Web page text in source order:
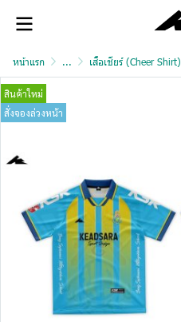
หน้าแรก ... เสื้อเชียร์ (Cheer Shirt)
สินค้าใหม่
สั่งจองล่วงหน้า